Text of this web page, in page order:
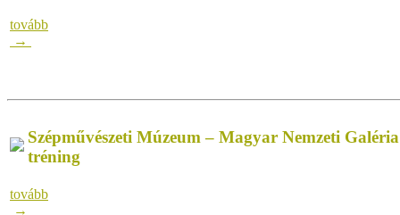
tovább
→
Szépművészeti Múzeum – Magyar Nemzeti
tréning
tovább
→